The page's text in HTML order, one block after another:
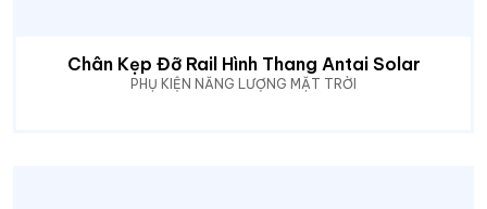
Chân Kẹp Đỡ Rail Hình Thang Antai Solar
PHỤ KIỆN NĂNG LƯỢNG MẶT TRỜI